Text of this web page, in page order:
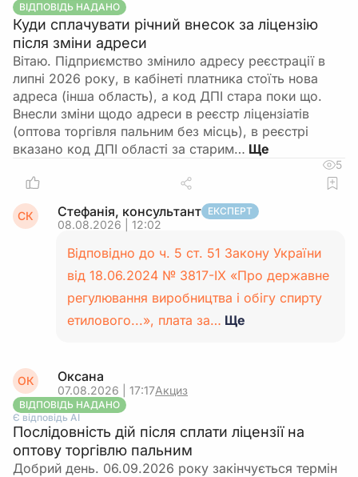
ВІДПОВІДЬ НАДАНО
Куди сплачувати річний внесок за ліцензію
після зміни адреси
Вітаю. Підприємство змінило адресу реєстрації в
липні 2026 року, в кабінеті платника стоїть нова
адреса (інша область), а код ДПІ стара поки що.
Внесли зміни щодо адреси в реєстр ліцензіатів
(оптова торгівля пальним без місць), в реєстрі
вказано код ДПІ області за старим…
5
СК Стефанія, консультант ЕКСПЕРТ
08.08.2026 | 12:02
Відповідно до ч. 5 ст. 51 Закону України
від 18.06.2024 № 3817-IX «Про державне
регулювання виробництва і обігу спирту
етилового...», плата за… Ще
ОК Оксана
07.08.2026 | 17:17Акциз
ВІДПОВІДЬ НАДАНО
Є відповідь АІ
Послідовність дій після сплати ліцензії на
оптову торгівлю пальним
Добрий день. 06.09.2026 року закінчується термін